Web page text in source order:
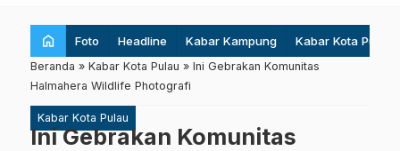
home Foto Headline Kabar Kampung Kabar Kota Pulau
Beranda » Kabar Kota Pulau » Ini Gebrakan Komunitas
Halmahera Wildlife Photografi
Kabar Kota Pulau
Ini Gebrakan Komunitas